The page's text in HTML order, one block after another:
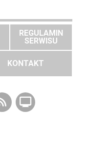
REGULAMIN
SERWISU
KONTAKT